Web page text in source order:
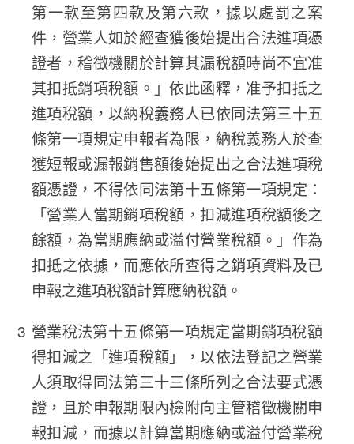
第一款至第四款及第六款，據以處罰之案
件，營業人如於經查獲後始提出合法進項憑
證者，稽徵機關於計算其漏稅額時尚不宜准
其扣抵銷項稅額。」依此函釋，准予扣抵之
進項稅額，以納稅義務人已依同法第三十五
條第一項規定申報者為限，納稅義務人於查
獲短報或漏報銷售額後始提出之合法進項稅
額憑證，不得依同法第十五條第一項規定：
「營業人當期銷項稅額，扣減進項稅額後之
餘額，為當期應納或溢付營業稅額。」作為
扣抵之依據，而應依所查得之銷項資料及已
申報之進項稅額計算應納稅額。
營業稅法第十五條第一項規定當期銷項稅額
得扣減之「進項稅額」，以依法登記之營業
人須取得同法第三十三條所列之合法要式憑
證，且於申報期限內檢附向主管稽徵機關申
報扣減，而據以計算當期應納或溢付營業稅